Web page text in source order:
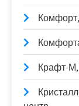
Крафт-М,